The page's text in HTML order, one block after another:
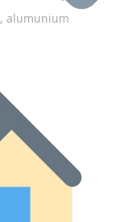
alumunium